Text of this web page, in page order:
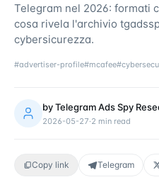
Telegram nel 2026: formati
cosa rivela l'archivio
cybersicurezza.
#advertiser-profile#mcafee#
byTelegram Ads Spy
2026-05-27·2 min read
Copy link Telegram